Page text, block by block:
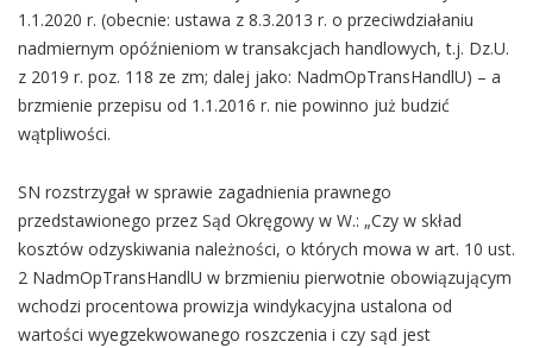
1.1.2020 r. (obecnie: ustawa z 8.3.2013 r. o przeciwdziałaniu
nadmiernym opóźnieniom w transakcjach handlowych, t.j. Dz.U.
z 2019 r. poz. 118 ze zm; dalej jako: NadmOpTransHandlU) – a
brzmienie przepisu od 1.1.2016 r. nie powinno już budzić
wątpliwości.
SN rozstrzygał w sprawie zagadnienia prawnego
przedstawionego przez Sąd Okręgowy w W.: „Czy w skład
kosztów odzyskiwania należności, o których mowa w art. 10 ust.
2 NadmOpTransHandlU w brzmieniu pierwotnie obowiązującym
wchodzi procentowa prowizja windykacyjna ustalona od
wartości wyegzekwowanego roszczenia i czy sąd jest